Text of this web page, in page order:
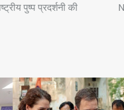
पुष्प प्रदर्शनी की